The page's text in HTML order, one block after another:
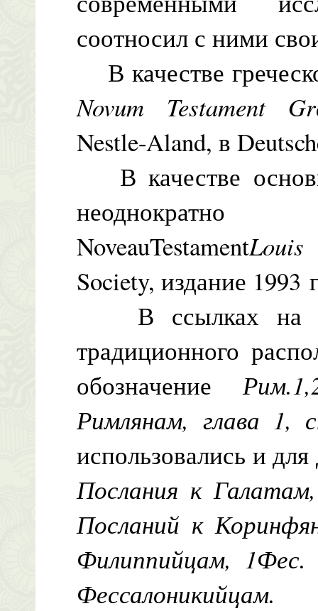
соотносил с ними
В качестве
Novum Testament
Nestle-Aland, в
В качестве
NoveauTestamentLouis
Society, издание 1993
В ссылках на
традиционного
обозначение
Римлянам, глава 1,
использовались и
Послания к
Посланий к
Филиппийцам, 1Фес.
Фессалоникийцам.